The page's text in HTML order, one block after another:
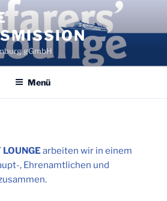
gGmbH
Menü
LOUNGEarbeiten wir in einem
, Ehrenamtlichen und